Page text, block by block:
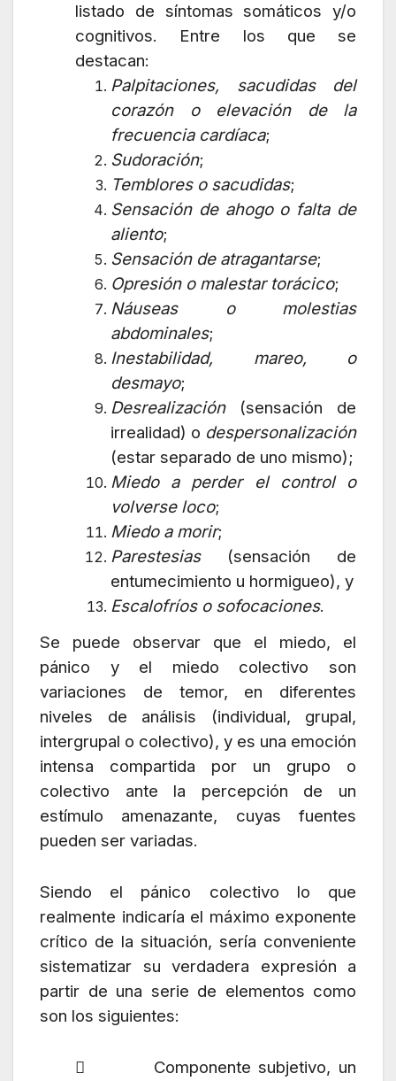
listado de síntomas somáticos y/o
cognitivos. Entre los que se
destacan:
Palpitaciones, sacudidas del
corazón o elevación de la
frecuencia cardíaca;
Sudoración;
Temblores o sacudidas;
Sensación de ahogo o falta de
aliento;
Sensación de atragantarse;
Opresión o malestar torácico;
Náuseas o molestias
abdominales;
Inestabilidad, mareo, o
desmayo;
Desrealización(sensación de
irrealidad) o despersonalización
(estar separado de uno mismo);
Miedo a perder el control o
volverse loco;
Miedo a morir;
Parestesias(sensación de
entumecimiento u hormigueo), y
Escalofríos o sofocaciones.
Se puede observar que el miedo, el
pánico y el miedo colectivo son
variaciones de temor, en diferentes
niveles de análisis (individual, grupal,
intergrupal o colectivo), y es una emoción
intensa compartida por un grupo o
colectivo ante la percepción de un
estímulo amenazante, cuyas fuentes
pueden ser variadas.
Siendo el pánico colectivo lo que
realmente indicaría el máximo exponente
crítico de la situación, sería conveniente
sistematizar su verdadera expresión a
partir de una serie de elementos como
son los siguientes:
 Componente subjetivo, un